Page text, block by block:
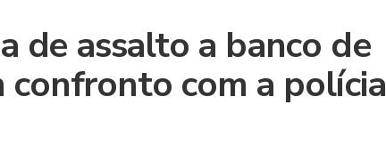
de assalto a banco de
confronto com a polícia